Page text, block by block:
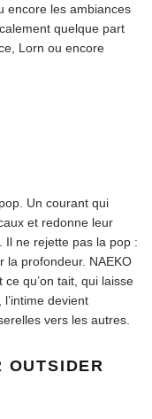
encore les ambiances
quelque part
Lorn ou encore
Un courant qui
et redonne leur
Il ne rejette pas la pop :
la profondeur. NAEKO
qu’on tait, qui laisse
devient
vers les autres.
OUTSIDER